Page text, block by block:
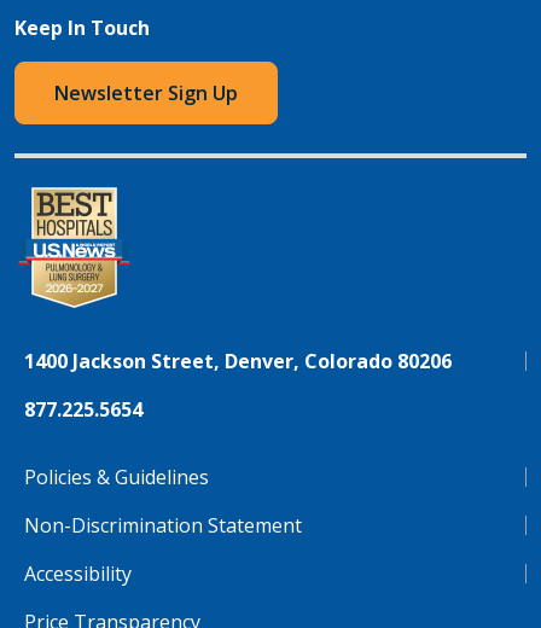
Keep In Touch
Newsletter Sign Up
1400 Jackson Street, Denver, Colorado 80206
877.225.5654
Policies & Guidelines
Non-Discrimination Statement
Accessibility
Price Transparency